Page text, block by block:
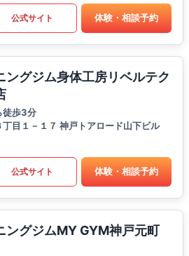
公式サイト 体験・相談予約
ングジム身体工房リベルテク
徒歩3分
目１－１７ 神戸トアロード山下ビル
公式サイト 体験・相談予約
ングジムMY GYM神戸元町